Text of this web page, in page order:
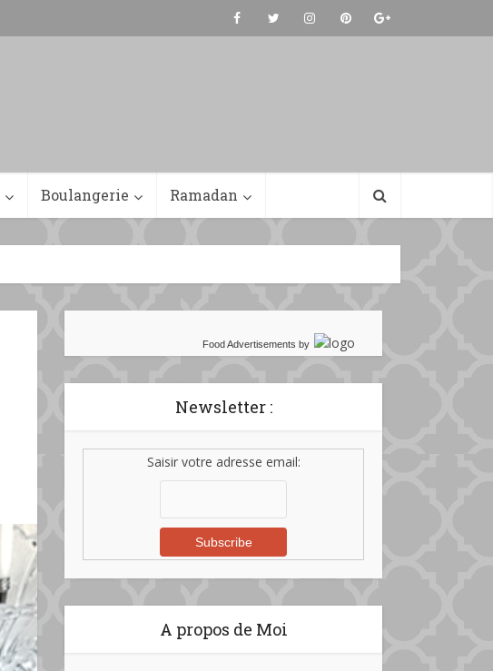
Boulangerie Ramadan
Food Advertisements by
Newsletter :
Saisir votre adresse email:
A propos de Moi